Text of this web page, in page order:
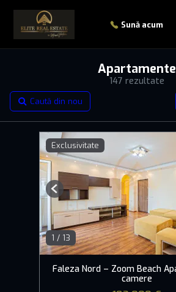
Sună acum
147 rezultate
Apartamente
Caută din nou
Exclusivitate
1 / 13
Previous
Faleza Nord – Zoom Beach
camere